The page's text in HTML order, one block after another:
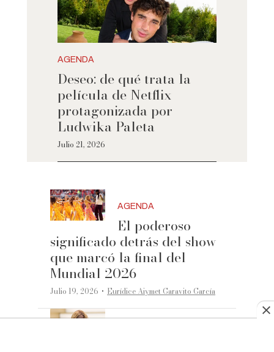
AGENDA
Deseo: de qué trata la
película de Netflix
protagonizada por
Ludwika Paleta
Julio 21, 2026
AGENDA
El poderoso
significado detrás del show
que marcó la final del
Mundial 2026
Julio 19, 2026 ·Eurídice Aiymet Garavito García